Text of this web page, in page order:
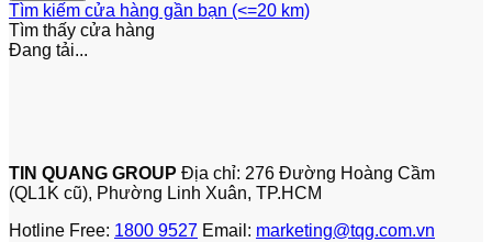
Tìm kiếm cửa hàng gần bạn (<=20 km)
Tìm thấy cửa hàng
Đang tải...
TIN QUANG GROUP Địa chỉ: 276 Đường Hoàng Cầm
(QL1K cũ), Phường Linh Xuân, TP.HCM
Hotline Free: 1800 9527 Email: marketing@tqg.com.vn